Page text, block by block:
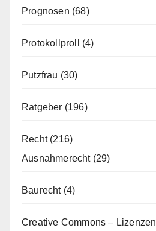
Prognosen (68)
Protokollproll (4)
Putzfrau (30)
Ratgeber (196)
Recht(216)
Ausnahmerecht(29)
Baurecht(4)
Creative Commons – Lizenzen